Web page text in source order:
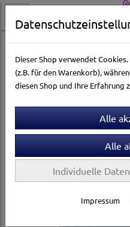
Katzenwelt Katzenspielzeug
Dieser Shop verwendet
(z.B. für den Warenkorb),
diesen Shop und Ihre Erfahrung
Individuelle
Impressum